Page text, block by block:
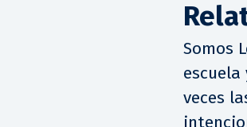
Somos
veces